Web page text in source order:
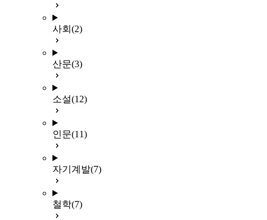
사회 (2)
산문(3)
소설(12)
인문(11)
자기계발(7)
철학(7)